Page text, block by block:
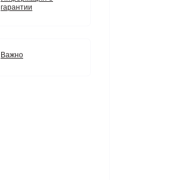
гарантии
Важно